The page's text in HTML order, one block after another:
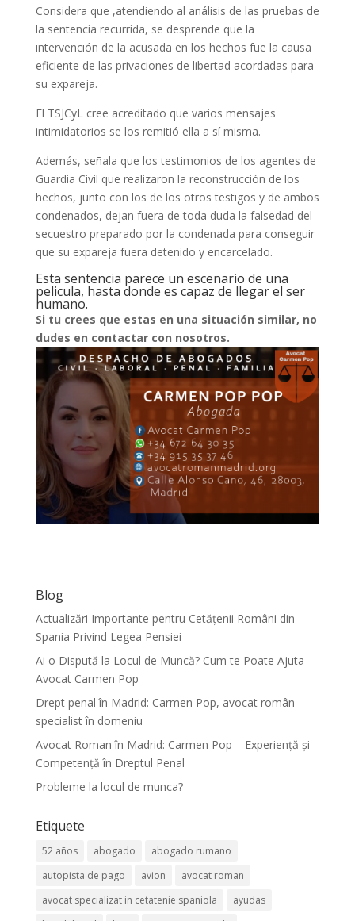
Considera que ,atendiendo al análisis de las pruebas de
la sentencia recurrida, se desprende que la
intervención de la acusada en los hechos fue la causa
eficiente de las privaciones de libertad acordadas para
su expareja.
El TSJCyL cree acreditado que varios mensajes
intimidatorios se los remitió ella a sí misma.
Además, señala que los testimonios de los agentes de
Guardia Civil que realizaron la reconstrucción de los
hechos, junto con los de los otros testigos y de ambos
condenados, dejan fuera de toda duda la falsedad del
secuestro preparado por la condenada para conseguir
que su expareja fuera detenido y encarcelado.
Esta sentencia parece un escenario de una
pelicula, hasta donde es capaz de llegar el ser
humano.
Si tu crees que estas en una situación similar, no
dudes en contactar con nosotros.
Blog
Actualizări Importante pentru Cetățenii Români din
Spania Privind Legea Pensiei
Ai o Dispută la Locul de Muncă? Cum te Poate Ajuta
Avocat Carmen Pop
Drept penal în Madrid: Carmen Pop, avocat român
specialist în domeniu
Avocat Roman în Madrid: Carmen Pop – Experiență și
Competență în Dreptul Penal
Probleme la locul de munca?
Etiquete
52 años abogado
abogado rumano
autopista de pago
avion
avocat roman
avocat specializat in cetatenie spaniola
ayudas